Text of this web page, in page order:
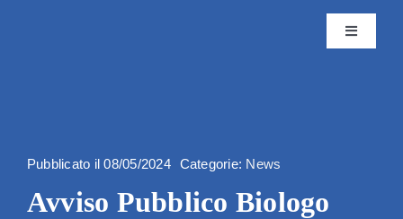
Toggle
Pubblicato il 08/05/2024 Categorie: News
Avviso Pubblico Biologo